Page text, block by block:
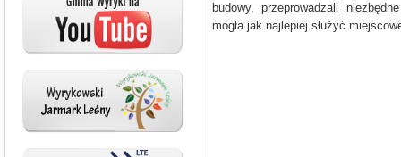
budowy, przeprowadzali
mogła jak najlepiej służyć